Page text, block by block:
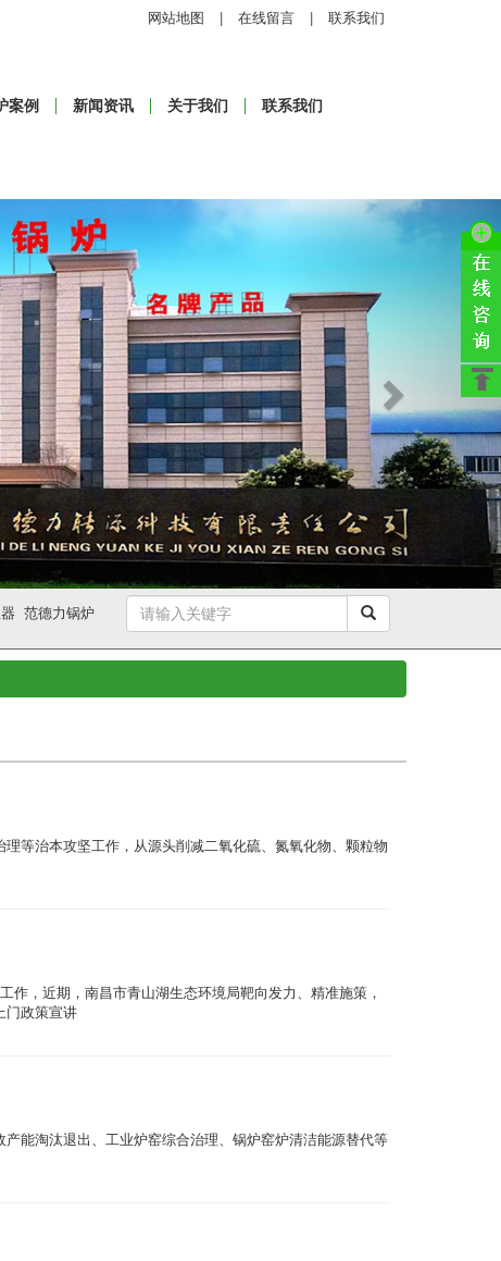
网站地图 在线留言 联系我们
案例 新闻资讯 关于我们 联系我们
Next
范德力锅炉
等治本攻坚工作，从源头削减二氧化硫、氮氧化物、颗粒物
作，近期，南昌市青山湖生态环境局靶向发力、精准施策，
门政策宣讲
能淘汰退出、工业炉窑综合治理、锅炉窑炉清洁能源替代等